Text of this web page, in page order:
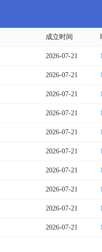
成立时间
2026-07-21
2026-07-21
2026-07-21
2026-07-21
2026-07-21
2026-07-21
2026-07-21
2026-07-21
2026-07-21
2026-07-21